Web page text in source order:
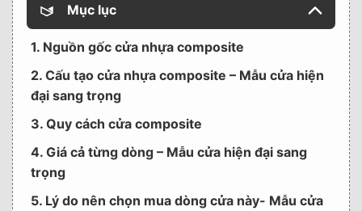
Mục lục
1. Nguồn gốc cửa nhựa composite
2. Cấu tạo cửa nhựa composite – Mẫu cửa hiện
đại sang trọng
3. Quy cách cửa composite
4. Giá cả từng dòng – Mẫu cửa hiện đại sang
trọng
5. Lý do nên chọn mua dòng cửa này- Mẫu cửa